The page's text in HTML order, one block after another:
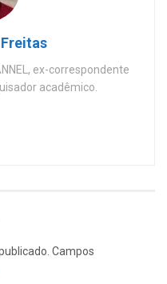
ex-correspondente
acadêmico.
Campos